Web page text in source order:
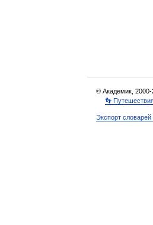
© Академик, 2000-
👣
Экспорт